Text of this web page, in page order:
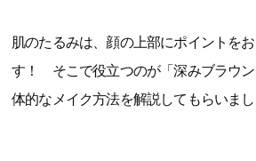
肌のたるみは、顔の上部にポイントを
す！ そこで役立つのが「深みブラウ
体的なメイク方法を解説してもらいまし